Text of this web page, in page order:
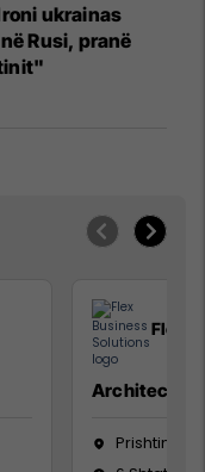
ukrainas
Rusi, pranë
Flex
Architect
Prishtinë